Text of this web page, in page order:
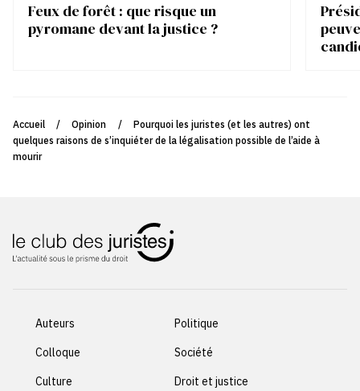
Feux de forêt : que risque un
pyromane devant la justice ?
Accueil / Opinion /
Pourquoi les juristes (et les autres) ont
quelques raisons de s’inquiéter de la légalisation possible de l’aide à
mourir
Auteurs
Colloque
Culture
Politique
Société
Droit et justice